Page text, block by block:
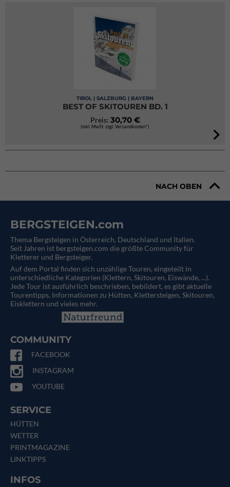
TIROL | SALZBURG | BAYERN
BEST OF SKITOUREN BD. 1
Preis: 30,70 €
(inkl. MwSt. zzgl. Versandkosten*)
NACH OBEN
BERGSTEIGEN.com
Thema Bergsteigen in Österreich, Deutschland und Italien.
Seit Jahren ist bergsteigen.com die größte Community für
Kletterer und Bergsteiger.
Auf dem Portal finden sich unzählige Touren, eingeteilt in
unterschiedliche Kategorien (Klettern, Skitouren, Eiswände, ...).
Jede Tour ist ausführlich beschrieben, bebildert, es gibt aktuelle
Tourentipps, Informationen zu Hütten, Klettersteigen, Skitouren,
Eisklettern und vieles mehr.
COMMUNITY
FACEBOOK
INSTAGRAM
YOUTUBE
SERVICE
HÜTTEN
WETTER
PRINTMAGAZINE
LINKTIPPS
INFOS